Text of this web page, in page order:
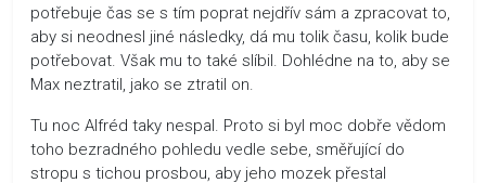
potřebuje čas se s tím poprat nejdřív sám a zpracovat to,
aby si neodnesl jiné následky, dá mu tolik času, kolik bude
potřebovat. Však mu to také slíbil. Dohlédne na to, aby se
Max neztratil, jako se ztratil on.
Tu noc Alfréd taky nespal. Proto si byl moc dobře vědom
toho bezradného pohledu vedle sebe, směřující do
stropu s tichou prosbou, aby jeho mozek přestal